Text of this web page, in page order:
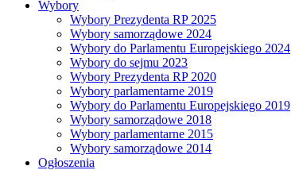
Wybory
Wybory Prezydenta RP 2025
Wybory samorządowe 2024
Wybory do Parlamentu Europejskiego 2024
Wybory do sejmu 2023
Wybory Prezydenta RP 2020
Wybory parlamentarne 2019
Wybory do Parlamentu Europejskiego 2019
Wybory samorządowe 2018
Wybory parlamentarne 2015
Wybory samorządowe 2014
Ogłoszenia